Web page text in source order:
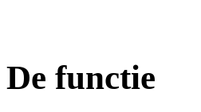
De functie